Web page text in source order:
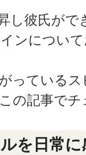
し彼氏が
ンについ
っている
の記事で
を日常に